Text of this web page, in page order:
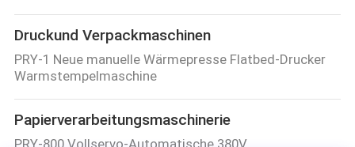
Druckund Verpackmaschinen
PRY-1 Neue manuelle Wärmepresse Flatbed-Drucker
Warmstempelmaschine
Papierverarbeitungsmaschinerie
PRY-800 Vollservo-Automatische 380V